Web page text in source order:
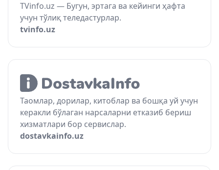
TVinfo.uz — Бугун, эртага ва кейинги ҳафта
учун тўлиқ теледастурлар.
tvinfo.uz
Таомлар, дорилар, китоблар ва бошқа уй учун
керакли бўлаган нарсаларни етказиб бериш
хизматлари бор сервислар.
dostavkainfo.uz